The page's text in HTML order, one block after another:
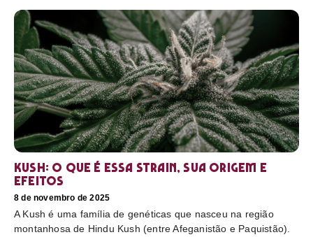
Kush: o que é essa strain, sua origem e
efeitos
8 de novembro de 2025
A Kush é uma família de genéticas que nasceu na região
montanhosa de Hindu Kush (entre Afeganistão e Paquistão).